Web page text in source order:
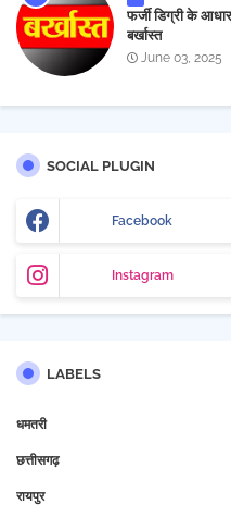
फर्जी डिग्री के
बर्खास्त
June 03, 2025
SOCIAL PLUGIN
Facebook
Instagram
LABELS
धमतरी
छत्तीसगढ़
रायपुर